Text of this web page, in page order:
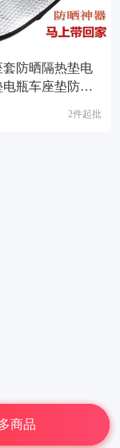
套防晒隔热垫电
瓶车座垫防水
膜隔热垫
2件起批
司版权所有
商品